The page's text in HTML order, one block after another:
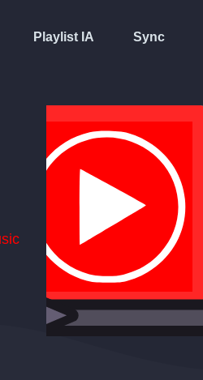
Playlist IA Sync